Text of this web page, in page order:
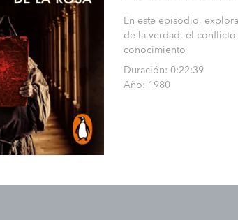
En este episodio,
de la verdad, el
conocimiento
Duración: 0:22:39
Año: 1980